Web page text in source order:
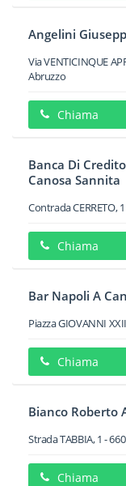
Angelini
Via VENTICINQUE
Abruzzo
Chiama
Banca Di
Canosa Sannita
Contrada CERRETO, 1
Chiama
Bar Napoli A
Piazza GIOVANNI
Chiama
Bianco Roberto
Strada TABBIA, 1 -
Chiama